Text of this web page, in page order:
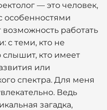
— это человек,
особенностями
возможность работать
с теми, кто не
слышит, кто имеет
или
спектра. Для меня
Ведь
загадка,